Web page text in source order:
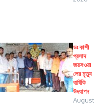
ডঃ কাশী
প্রসাদ
জয়সওয়া
লের মৃত্যু
বার্ষিকি
উদযাপন
August